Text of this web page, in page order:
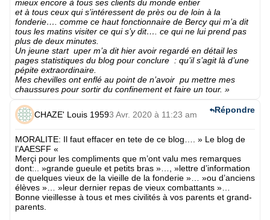
mieux encore à tous ses clients du monde entier
et à tous ceux qui s’intéressent de près ou de loin à la
fonderie…. comme ce haut fonctionnaire de Bercy qui m’a dit
tous les matins visiter ce qui s’y dit…. ce qui ne lui prend pas
plus de deux minutes.
Un jeune start uper m’a dit hier avoir regardé en détail les
pages statistiques du blog pour conclure : qu’il s’agit là d’une
pépite extraordinaire.
Mes chevilles ont enflé au point de n’avoir pu mettre mes
chaussures pour sortir du confinement et faire un tour. »
CHAZE' Louis 19593 Avr. 2020 à 11:23 am
MORALITE: Il faut effacer en tete de ce blog…. » Le blog de
l’AAESFF «
Merçi pour les compliments que m’ont valu mes remarques
dont:.. »grande gueule et petits bras »…, »lettre d’information
de quelques vieux de la vieille de la fonderie »… »ou d’anciens
élèves »… »leur dernier repas de vieux combattants »…
Bonne vieillesse à tous et mes civilités à vos parents et grand-
parents.
Répondre